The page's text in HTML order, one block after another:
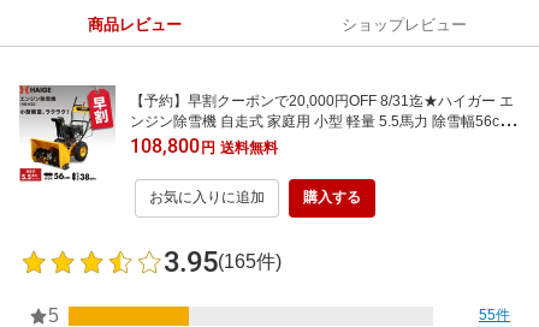
商品レビュー ショップレビュー
【予約】早割クーポンで20,000円OFF 8/31迄★ハイガー エ
ンジン除雪機 自走式 家庭用 小型 軽量 5.5馬力 除雪幅56cm
（本体のみ／ガソリン携行缶セット）HG-K25 【1年保証】
108,800円 送料無料
お気に入りに追加 購入する
3.95(165件)
5 55件